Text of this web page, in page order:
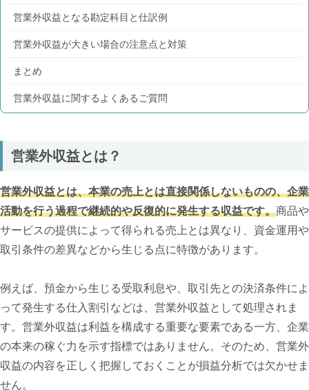
営業外収益となる勘定科目と仕訳例
営業外収益が大きい場合の注意点と対策
まとめ
営業外収益に関するよくあるご質問
営業外収益とは？
営業外収益とは、本業の売上とは直接関係しないものの、企業
活動を行う過程で継続的や反復的に発生する収益です。商品や
サービスの提供によって得られる売上とは異なり、資金運用や
取引条件の差異などから生じる点に特徴があります。
例えば、預金から生じる受取利息や、取引先との決済条件によ
って発生する仕入割引などは、営業外収益として処理されま
す。営業外収益は利益を構成する重要な要素である一方、企業
の本来の稼ぐ力を示す指標ではありません。そのため、営業外
収益の内容を正しく把握しておくことが損益分析では欠かせま
せん。